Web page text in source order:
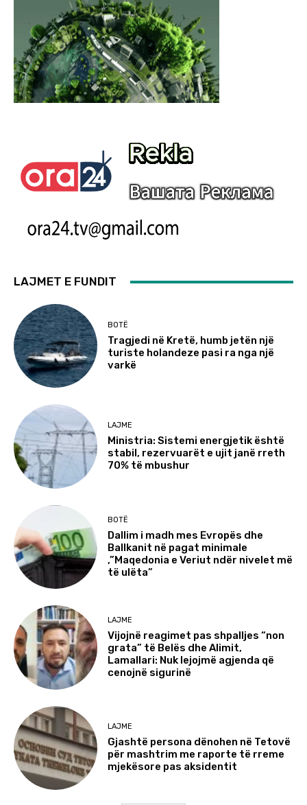
LAJMET E FUNDIT
BOTË
Tragjedi në Kretë, humb jetën një
turiste holandeze pasi ra nga një
varkë
LAJME
Ministria: Sistemi energjetik është
stabil, rezervuarët e ujit janë rreth
70% të mbushur
BOTË
Dallim i madh mes Evropës dhe
Ballkanit në pagat minimale
,”Maqedonia e Veriut ndër nivelet më
të ulëta”
LAJME
Vijojnë reagimet pas shpalljes “non
grata” të Belës dhe Alimit,
Lamallari: Nuk lejojmë agjenda që
cenojnë sigurinë
LAJME
Gjashtë persona dënohen në Tetovë
për mashtrim me raporte të rreme
mjekësore pas aksidentit